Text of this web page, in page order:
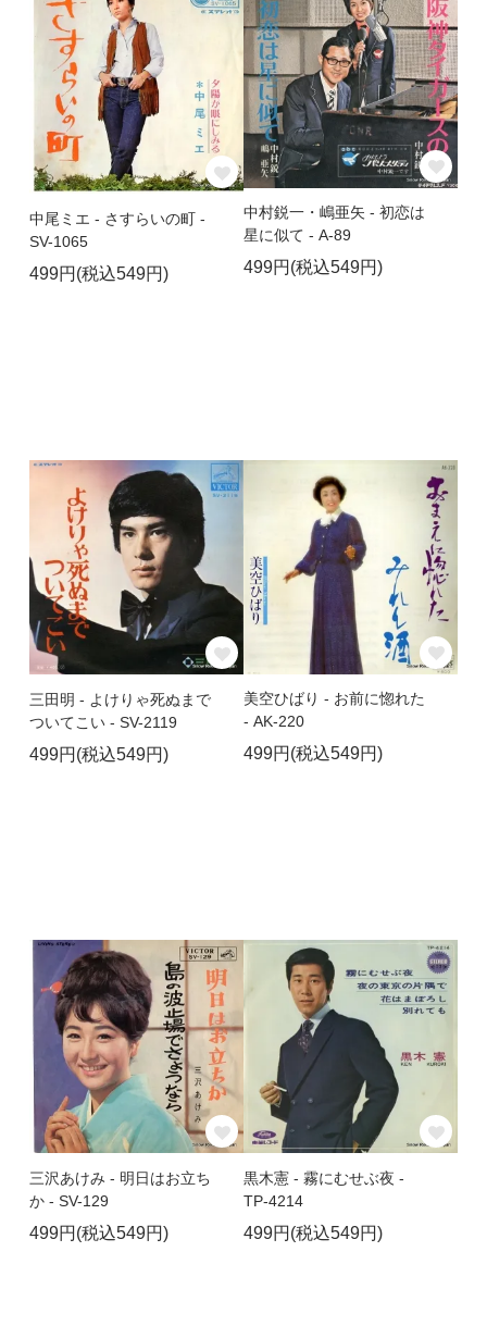
中尾ミエ - さすらいの町 -
SV-1065
499円(税込549円)
中村鋭一・嶋亜矢 - 初恋は
星に似て - A-89
499円(税込549円)
三田明 - よけりゃ死ぬまで
ついてこい - SV-2119
499円(税込549円)
美空ひばり - お前に惚れた
- AK-220
499円(税込549円)
三沢あけみ - 明日はお立ち
か - SV-129
499円(税込549円)
黒木憲 - 霧にむせぶ夜 -
TP-4214
499円(税込549円)